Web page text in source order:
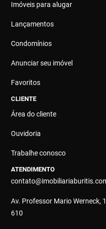
Imóveis para alugar
Lançamentos
Condomínios
Anunciar seu imóvel
Favoritos
CLIENTE
Área do cliente
Ouvidoria
Trabalhe conosco
ATENDIMENTO
Av. Professor Mario Werneck,
610